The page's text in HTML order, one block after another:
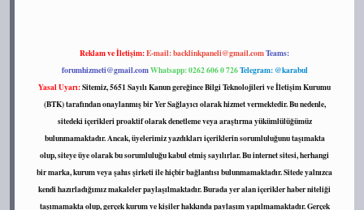
Reklam ve İletişim:E-mail:backlinkpaneli@gmail.comTeams:
forumhizmeti@gmail.comWhatsapp: 0262 606 0 726Telegram: @karabul
Yasal Uyarı:Sitemiz, 5651 Sayılı Kanun gereğince Bilgi Teknolojileri ve İletişim Kurumu
(BTK) tarafından onaylanmış bir Yer Sağlayıcı olarak hizmet vermektedir. Bu nedenle,
sitedeki içerikleri proaktif olarak denetleme veya araştırma yükümlülüğümüz
bulunmamaktadır. Ancak, üyelerimiz yazdıkları içeriklerin sorumluluğunu taşımakta
olup, siteye üye olarak bu sorumluluğu kabul etmiş sayılırlar. Bu internet sitesi, herhangi
bir marka, kurum veya şahıs şirketi ile hiçbir bağlantısı bulunmamaktadır. Sitede yalnızca
kendi hazırladığımız makaleler paylaşılmaktadır. Burada yer alan içerikler haber niteliği
taşımamakta olup, gerçek kurum ve kişiler hakkında paylaşım yapılmamaktadır. Gerçek